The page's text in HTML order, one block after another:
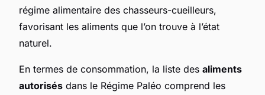
régime alimentaire des chasseurs-cueilleurs,
favorisant les aliments que l’on trouve à l’état
naturel.
En termes de consommation, la liste des aliments
autorisés dans le Régime Paléo comprend les